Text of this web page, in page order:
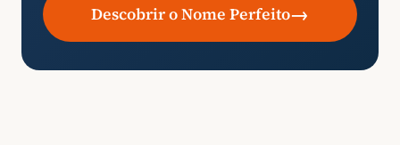
Descobrir o Nome Perfeito→